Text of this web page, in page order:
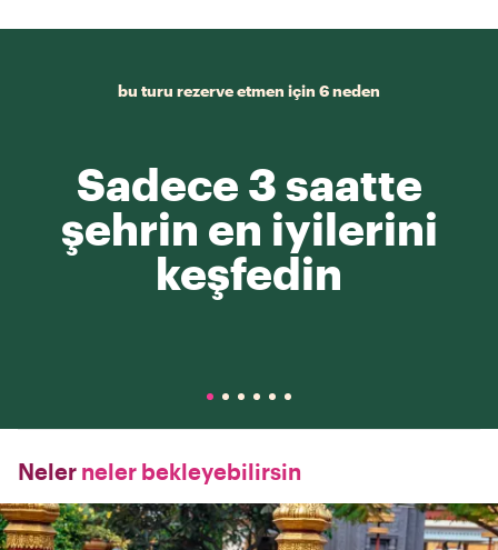
bu turu rezerve etmen için 6 neden
Sadece 3 saatte
şehrin en iyilerini
keşfedin
Neler neler bekleyebilirsin